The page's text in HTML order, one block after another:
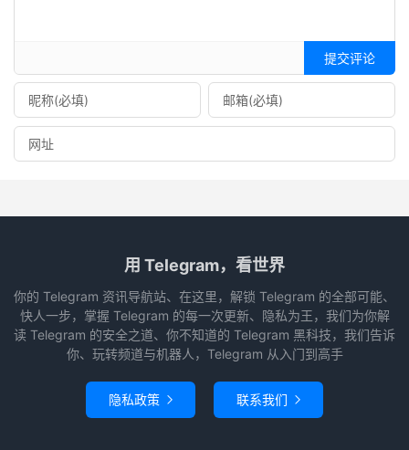
提交评论
用 Telegram，看世界
你的 Telegram 资讯导航站、在这里，解锁 Telegram 的全部可能、
快人一步，掌握 Telegram 的每一次更新、隐私为王，我们为你解
读 Telegram 的安全之道、你不知道的 Telegram 黑科技，我们告诉
你、玩转频道与机器人，Telegram 从入门到高手
隐私政策  联系我们 